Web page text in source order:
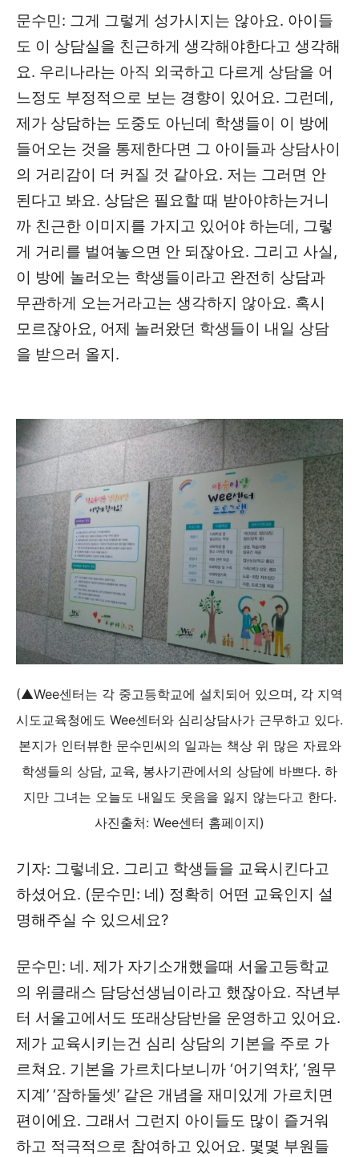
문수민: 그게 그렇게 성가시지는 않아요. 아이들
도 이 상담실을 친근하게 생각해야한다고 생각해
요. 우리나라는 아직 외국하고 다르게 상담을 어
느정도 부정적으로 보는 경향이 있어요. 그런데,
제가 상담하는 도중도 아닌데 학생들이 이 방에
들어오는 것을 통제한다면 그 아이들과 상담사이
의 거리감이 더 커질 것 같아요. 저는 그러면 안
된다고 봐요. 상담은 필요할 때 받아야하는거니
까 친근한 이미지를 가지고 있어야 하는데, 그렇
게 거리를 벌여놓으면 안 되잖아요. 그리고 사실,
이 방에 놀러오는 학생들이라고 완전히 상담과
무관하게 오는거라고는 생각하지 않아요. 혹시
모르잖아요, 어제 놀러왔던 학생들이 내일 상담
을 받으러 올지.
(▲Wee센터는 각 중고등학교에 설치되어 있으며, 각 지역
시도교육청에도 Wee센터와 심리상담사가 근무하고 있다.
본지가 인터뷰한 문수민씨의 일과는 책상 위 많은 자료와
학생들의 상담, 교육, 봉사기관에서의 상담에 바쁘다. 하
지만 그녀는 오늘도 내일도 웃음을 잃지 않는다고 한다.
사진출처: Wee센터 홈페이지)
기자: 그렇네요. 그리고 학생들을 교육시킨다고
하셨어요. (문수민: 네) 정확히 어떤 교육인지 설
명해주실 수 있으세요?
문수민: 네. 제가 자기소개했을때 서울고등학교
의 위클래스 담당선생님이라고 했잖아요. 작년부
터 서울고에서도 또래상담반을 운영하고 있어요.
제가 교육시키는건 심리 상담의 기본을 주로 가
르쳐요. 기본을 가르치다보니까 ‘어기역차’, ‘원무
지계’ ‘잠하둘셋’ 같은 개념을 재미있게 가르치면
편이에요. 그래서 그런지 아이들도 많이 즐거워
하고 적극적으로 참여하고 있어요. 몇몇 부원들